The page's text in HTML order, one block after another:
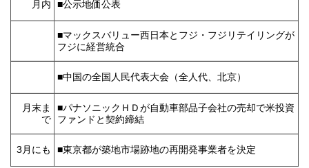
月内 ■公示地価公表
■マックスバリュー西日本とフジ・フジリテイリングが
フジに経営統合
■中国の全国人民代表大会（全人代、北京）
月末ま
で
■パナソニックＨＤが自動車部品子会社の売却で米投資
ファンドと契約締結
3月にも ■東京都が築地市場跡地の再開発事業者を決定